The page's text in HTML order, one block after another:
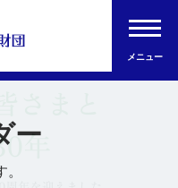
メニュー
ー